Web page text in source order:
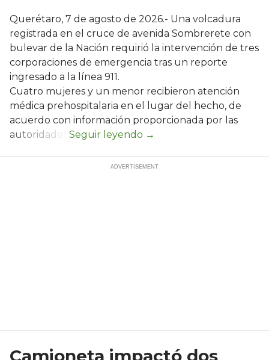
Querétaro, 7 de agosto de 2026.- Una volcadura
registrada en el cruce de avenida Sombrerete con
bulevar de la Nación requirió la intervención de tres
corporaciones de emergencia tras un reporte
ingresado a la línea 911.
Cuatro mujeres y un menor recibieron atención
médica prehospitalaria en el lugar del hecho, de
acuerdo con información proporcionada por las
autoridades.
Camioneta impactó dos